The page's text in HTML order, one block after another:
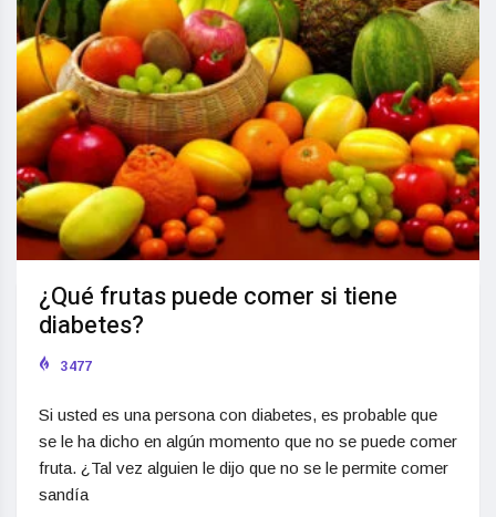
¿Qué frutas puede comer si tiene
diabetes?
3477
Si usted es una persona con diabetes, es probable que
se le ha dicho en algún momento que no se puede comer
fruta. ¿Tal vez alguien le dijo que no se le permite comer
sandía